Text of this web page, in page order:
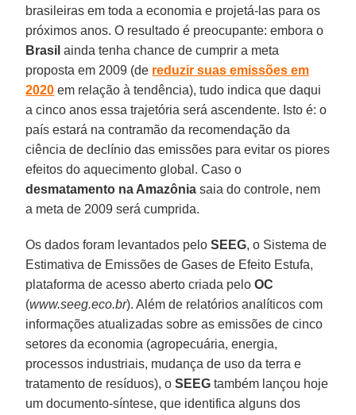
brasileiras em toda a economia e projetá-las para os
próximos anos. O resultado é preocupante: embora o
Brasil ainda tenha chance de cumprir a meta
proposta em 2009 (de reduzir suas emissões em
2020 em relação à tendência), tudo indica que daqui
a cinco anos essa trajetória será ascendente. Isto é: o
país estará na contramão da recomendação da
ciência de declínio das emissões para evitar os piores
efeitos do aquecimento global. Caso o
desmatamento na Amazônia saia do controle, nem
a meta de 2009 será cumprida.
Os dados foram levantados peloSEEG, o Sistema de
Estimativa de Emissões de Gases de Efeito Estufa,
plataforma de acesso aberto criada peloOC
(www.seeg.eco.br). Além de relatórios analíticos com
informações atualizadas sobre as emissões de cinco
setores da economia (agropecuária, energia,
processos industriais, mudança de uso da terra e
tratamento de resíduos), oSEEG também lançou hoje
um documento-síntese, que identifica alguns dos